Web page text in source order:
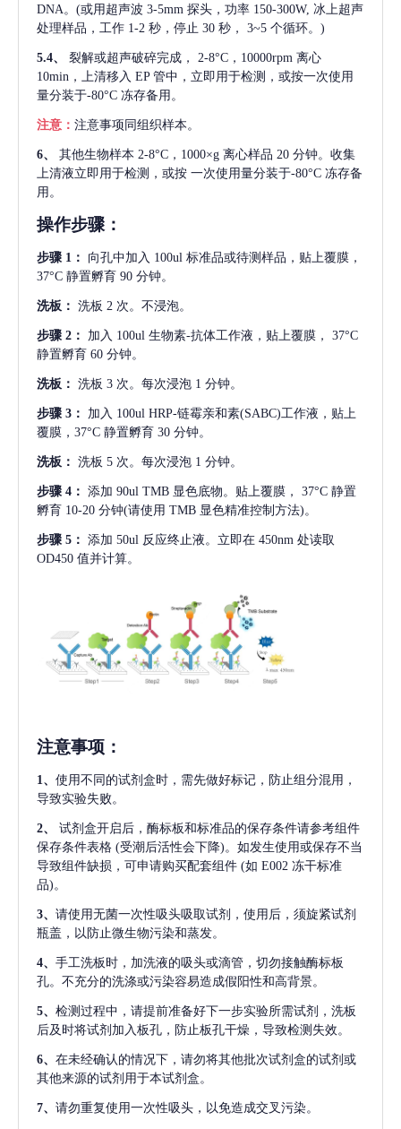
DNA。(或用超声波 3-5mm 探头，功率 150-300W, 冰上超声
处理样品，工作 1-2 秒，停止 30 秒， 3~5 个循环。)
5.4、 裂解或超声破碎完成，
2-8°C，10000rpm 离心
10min，上清移入 EP 管中，立即用于检测，或按一次使用
量分装于-80°C 冻存备用。
注意： 注意事项同组织样本。
6、 其他生物样本 2-8°C，1000×g 离心样品 20 分钟。收集
上清液立即用于检测，或按 一次使用量分装于-80°C 冻存备
用。
操作步骤：
步骤 1： 向孔中加入 100ul 标准品或待测样品，贴上覆膜，
37°C 静置孵育 90 分钟。
洗板： 洗板 2 次。不浸泡。
步骤 2： 加入 100ul 生物素-抗体工作液，贴上覆膜， 37°C
静置孵育 60 分钟。
洗板： 洗板 3 次。每次浸泡 1 分钟。
步骤 3： 加入 100ul HRP-链霉亲和素(SABC)工作液，贴上
覆膜，37°C 静置孵育 30 分钟。
洗板： 洗板 5 次。每次浸泡 1 分钟。
步骤 4： 添加 90ul TMB 显色底物。贴上覆膜， 37°C 静置
孵育 10-20 分钟(请使用 TMB 显色精准控制方法)。
步骤 5： 添加 50ul 反应终止液。立即在 450nm 处读取
OD450 值并计算。
注意事项 ：
1、 使用不同的试剂盒时，需先做好标记，防止组分混用，
导致实验失败。
2、
试剂盒开启后，酶标板和标准品的保存条件请参考组件
保存条件表格 (受潮后活性会下降)。如发生使用或保存不当
导致组件缺损，可申请购买配套组件 (如 E002 冻干标准
品)。
3、 请使用无菌一次性吸头吸取试剂，使用后，须旋紧试剂
瓶盖，以防止微生物污染和蒸发。
4、 手工洗板时，加洗液的吸头或滴管，切勿接触酶标板
孔。不充分的洗涤或污染容易造成假阳性和高背景。
5、 检测过程中，请提前准备好下一步实验所需试剂，洗板
后及时将试剂加入板孔，防止板孔干燥，导致检测失效。
6、 在未经确认的情况下，请勿将其他批次试剂盒的试剂或
其他来源的试剂用于本试剂盒。
7、 请勿重复使用一次性吸头，以免造成交叉污染。